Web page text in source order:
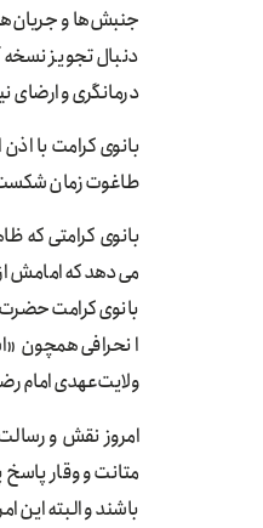
جنبش‌ها و
دنبال تجویز
درمانگری و ارضای
بانوی کرامت با
طاغوت زمان شکست
بانوی کرامتی که
می‌دهد که امامش
بانوی کرامت حضرت
انحرافی همچون
ولایت‌عهدی امام
امروز نقش و
متانت و وقار
باشند و البته این